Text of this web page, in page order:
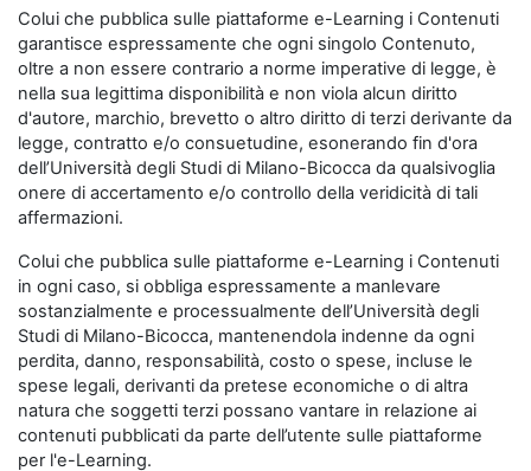
Colui che pubblica sulle piattaforme e-Learning i Contenuti
garantisce espressamente che ogni singolo Contenuto,
oltre a non essere contrario a norme imperative di legge, è
nella sua legittima disponibilità e non viola alcun diritto
d'autore, marchio, brevetto o altro diritto di terzi derivante da
legge, contratto e/o consuetudine, esonerando fin d'ora
dell’Università degli Studi di Milano-Bicocca da qualsivoglia
onere di accertamento e/o controllo della veridicità di tali
affermazioni.
Colui che pubblica sulle piattaforme e-Learning i Contenuti
in ogni caso, si obbliga espressamente a manlevare
sostanzialmente e processualmente dell’Università degli
Studi di Milano-Bicocca, mantenendola indenne da ogni
perdita, danno, responsabilità, costo o spese, incluse le
spese legali, derivanti da pretese economiche o di altra
natura che soggetti terzi possano vantare in relazione ai
contenuti pubblicati da parte dell’utente sulle piattaforme
per l'e-Learning.